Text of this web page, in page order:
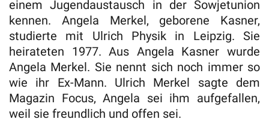
einem Jugendaustausch in der Sowjetunion
kennen. Angela Merkel, geborene Kasner,
studierte mit Ulrich Physik in Leipzig. Sie
heirateten 1977. Aus Angela Kasner wurde
Angela Merkel. Sie nennt sich noch immer so
wie ihr Ex-Mann. Ulrich Merkel sagte dem
Magazin Focus, Angela sei ihm aufgefallen,
weil sie freundlich und offen sei.